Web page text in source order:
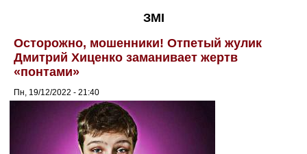
ЗМІ
Осторожно, мошенники! Отпетый жулик
Дмитрий Хиценко заманивает жертв
«понтами»
Пн, 19/12/2022 - 21:40